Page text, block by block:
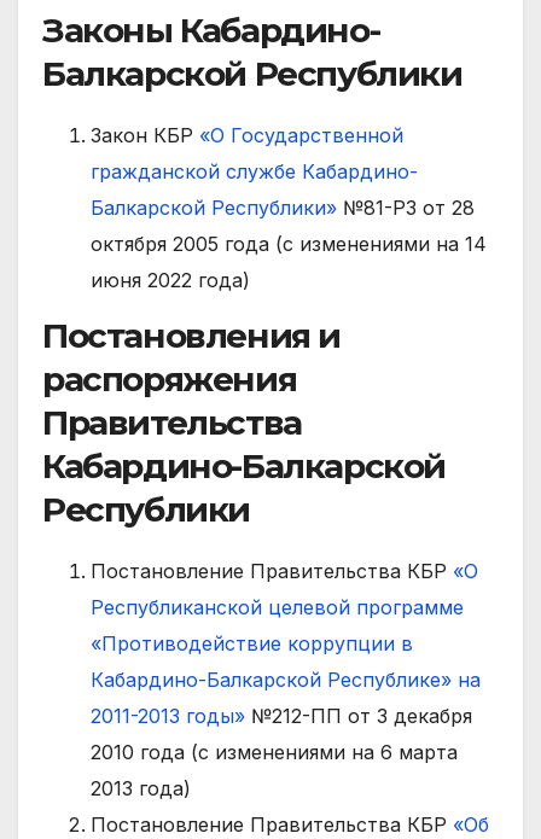
Законы Кабардино-
Балкарской Республики
Закон КБР «О Государственной
гражданской службе Кабардино-
Балкарской Республики» №81-РЗ от 28
октября 2005 года (с изменениями на 14
июня 2022 года)
Постановления и
распоряжения
Правительства
Кабардино-Балкарской
Республики
Постановление Правительства КБР «О
Республиканской целевой программе
«Противодействие коррупции в
Кабардино-Балкарской Республике» на
2011-2013 годы» №212-ПП от 3 декабря
2010 года (с изменениями на 6 марта
2013 года)
Постановление Правительства КБР «Об